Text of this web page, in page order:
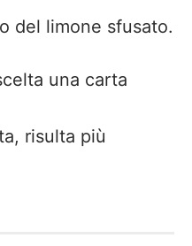
del limone sfusato.
una carta
risulta più